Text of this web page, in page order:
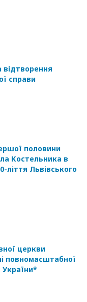
справи
половини
Костельника в
ліття Львівського
церкви
повномасштабної
України*